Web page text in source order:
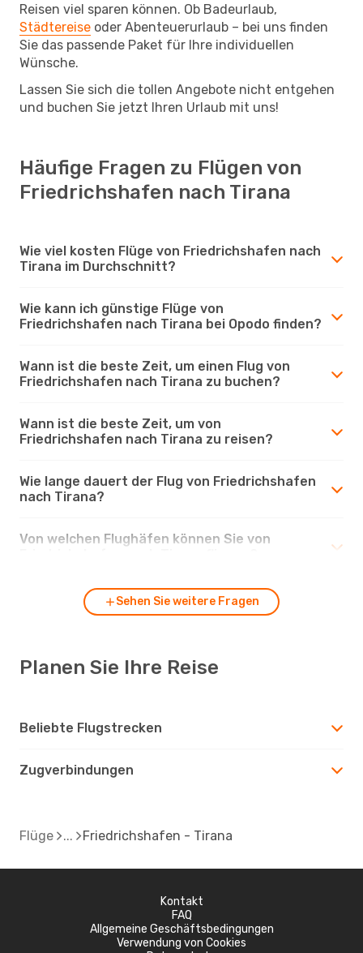
Reisen viel sparen können. Ob Badeurlaub,
Städtereise oder Abenteuerurlaub – bei uns finden
Sie das passende Paket für Ihre individuellen
Wünsche.
Lassen Sie sich die tollen Angebote nicht entgehen
und buchen Sie jetzt Ihren Urlaub mit uns!
Häufige Fragen zu Flügen von
Friedrichshafen nach Tirana
Wie viel kosten Flüge von Friedrichshafen nach
Tirana im Durchschnitt?
Wie kann ich günstige Flüge von
Friedrichshafen nach Tirana bei Opodo finden?
Wann ist die beste Zeit, um einen Flug von
Friedrichshafen nach Tirana zu buchen?
Wann ist die beste Zeit, um von
Friedrichshafen nach Tirana zu reisen?
Wie lange dauert der Flug von Friedrichshafen
nach Tirana?
Von welchen Flughäfen können Sie von
Sehen Sie weitere Fragen
Planen Sie Ihre Reise
Beliebte Flugstrecken
Zugverbindungen
Flüge Friedrichshafen - Tirana
Kontakt
FAQ
Allgemeine Geschäftsbedingungen
Verwendung von Cookies